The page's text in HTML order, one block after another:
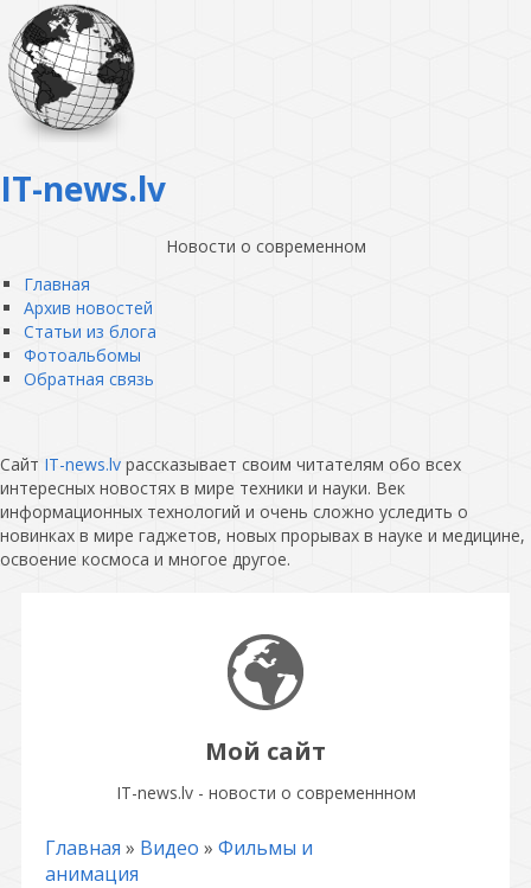
IT-news.lv
Новости о современном
Главная
Архив новостей
Статьи из блога
Фотоальбомы
Обратная связь
Сайт IT-news.lv рассказывает своим читателям обо всех
интересных новостях в мире техники и науки. Век
информационных технологий и очень сложно уследить о
новинках в мире гаджетов, новых прорывах в науке и медицине,
освоение космоса и многое другое.
Мой сайт
IT-news.lv - новости о современнном
Главная » Видео » Фильмы и
анимация